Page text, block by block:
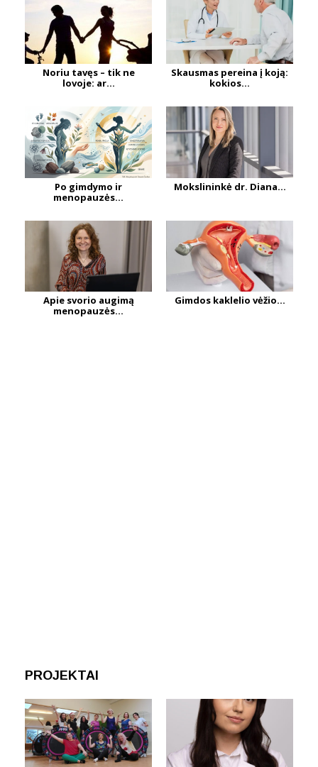
Noriu tavęs – tik ne
lovoje: ar...
Skausmas pereina į koją:
kokios...
Po gimdymo ir
menopauzės...
Mokslininkė dr. Diana...
Apie svorio augimą
menopauzės...
Gimdos kaklelio vėžio...
PROJEKTAI